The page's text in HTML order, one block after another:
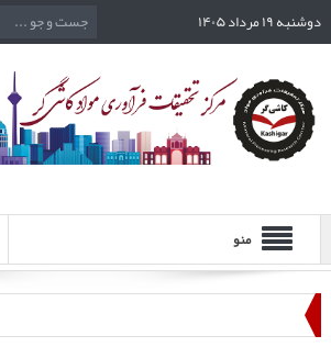
دوشنبه ۱۹ مرداد ۱۴۰۵
منو